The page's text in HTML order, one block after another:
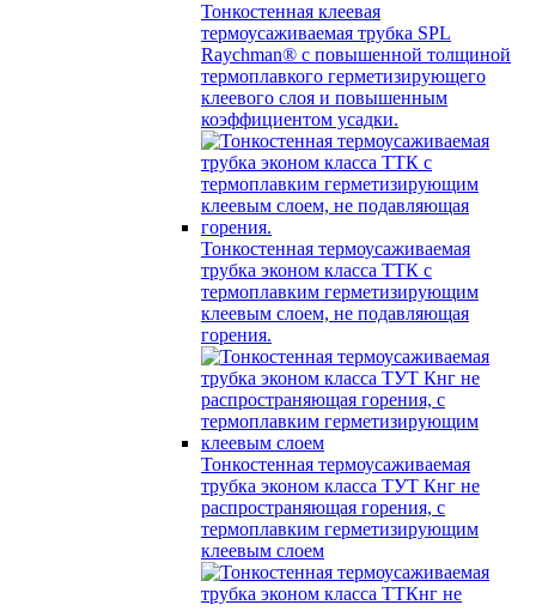
Тонкостенная клеевая
термоусаживаемая трубка SPL
Raychman® с повышенной толщиной
термоплавкого герметизирующего
клеевого слоя и повышенным
коэффициентом усадки.
Тонкостенная термоусаживаемая
трубка эконом класса ТТК с
термоплавким герметизирующим
клеевым слоем, не подавляющая
горения.
Тонкостенная термоусаживаемая
трубка эконом класса ТУТ Кнг не
распространяющая горения, с
термоплавким герметизирующим
клеевым слоем